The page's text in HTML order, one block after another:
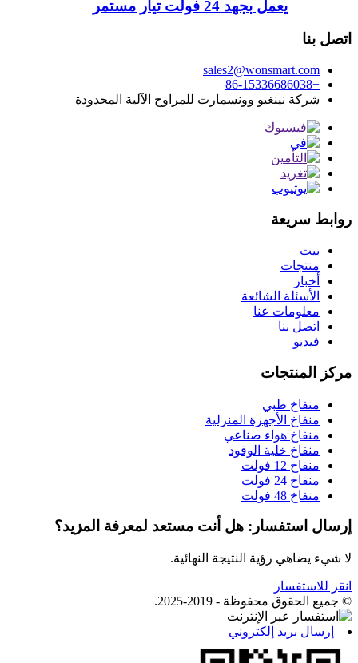
يعمل بجهد 24 فولت تيار مستمر
اتصل بنا
sales2@wonsmart.com
+86-15336686038
شركة نينغبو وونسمارت للمراوح الآلية المحدودة
روابط سريعة
بيت
منتجات
أخبار
الأسئلة الشائعة
معلومات عنا
اتصل بنا
فيديو
مركز المنتجات
منفاخ طبي
منفاخ الأجهزة المنزلية
منفاخ هواء صناعي
منفاخ خلية الوقود
منفاخ 12 فولت
منفاخ 24 فولت
منفاخ 48 فولت
إرسال استفسار: هل أنت مستعد لمعرفة المزيد؟
لا شيء يضاهي رؤية النتيجة النهائية.
انقر للاستفسار
© جميع الحقوق محفوظة - 2019-2025.
إرسال بريد إلكتروني